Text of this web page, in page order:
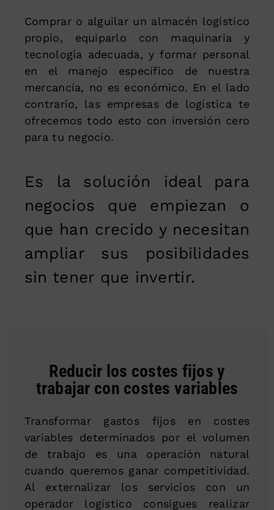
Comprar o alguilar un almacén logístico
propio, equiparlo con maquinaria y
tecnología adecuada, y formar personal
en el manejo específico de nuestra
mercancía, no es económico. En el lado
contrario, las empresas de logística te
ofrecemos todo esto con inversión cero
para tu negocio.
Es la solución ideal para
negocios que empiezan o
que han crecido y necesitan
ampliar sus posibilidades
sin tener que invertir.
Reducir los costes fijos y
trabajar con costes variables
Transformar gastos fijos en costes
variables determinados por el volumen
de trabajo es una operación natural
cuando queremos ganar competitividad.
Al externalizar los servicios con un
operador logístico consigues realizar